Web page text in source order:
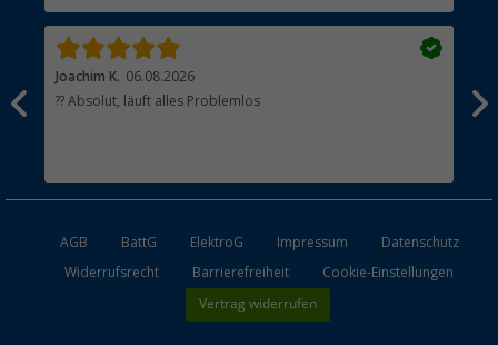
Joachim K. 06.08.2026
?? Absolut, läuft alles Problemlos
AGB BattG ElektroG Impressum
Datenschutz
Widerrufsrecht
Barrierefreiheit Cookie-Einstellungen
Vertrag widerrufen